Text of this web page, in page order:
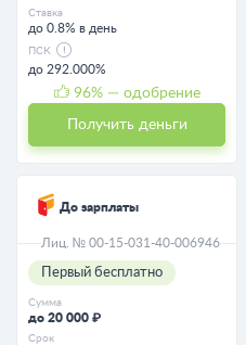
Ставка
до 0.8% в день
ПСК
до 292.000%
96% — одобрение
Получить деньги
До зарплаты
Лиц. № 00-15-031-40-006946
Первый бесплатно
Сумма
до 20 000 ₽
Срок